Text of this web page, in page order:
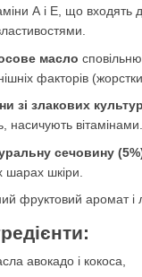
А і Е, що
масло
факторів
зі злакових культур
насичують вітамінами.
сечовину
шарах шкіри.
фруктовий аромат і
авокадо і кокоса,